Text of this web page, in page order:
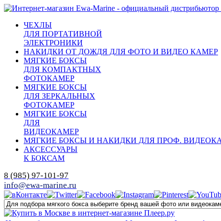
ЧЕХЛЫ
ДЛЯ ПОРТАТИВНОЙ
ЭЛЕКТРОНИКИ
НАКИДКИ ОТ ДОЖДЯ ДЛЯ ФОТО И ВИДЕО КАМЕР
МЯГКИЕ БОКСЫ
ДЛЯ КОМПАКТНЫХ
ФОТОКАМЕР
МЯГКИЕ БОКСЫ
ДЛЯ ЗЕРКАЛЬНЫХ
ФОТОКАМЕР
МЯГКИЕ БОКСЫ
ДЛЯ
ВИДЕОКАМЕР
МЯГКИЕ БОКСЫ И НАКИДКИ ДЛЯ ПРОФ.
АКСЕССУАРЫ
К БОКСАМ
8 (985) 97-101-97
info@ewa-marine.ru